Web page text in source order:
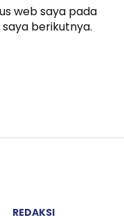
web saya pada
berikutnya.
REDAKSI